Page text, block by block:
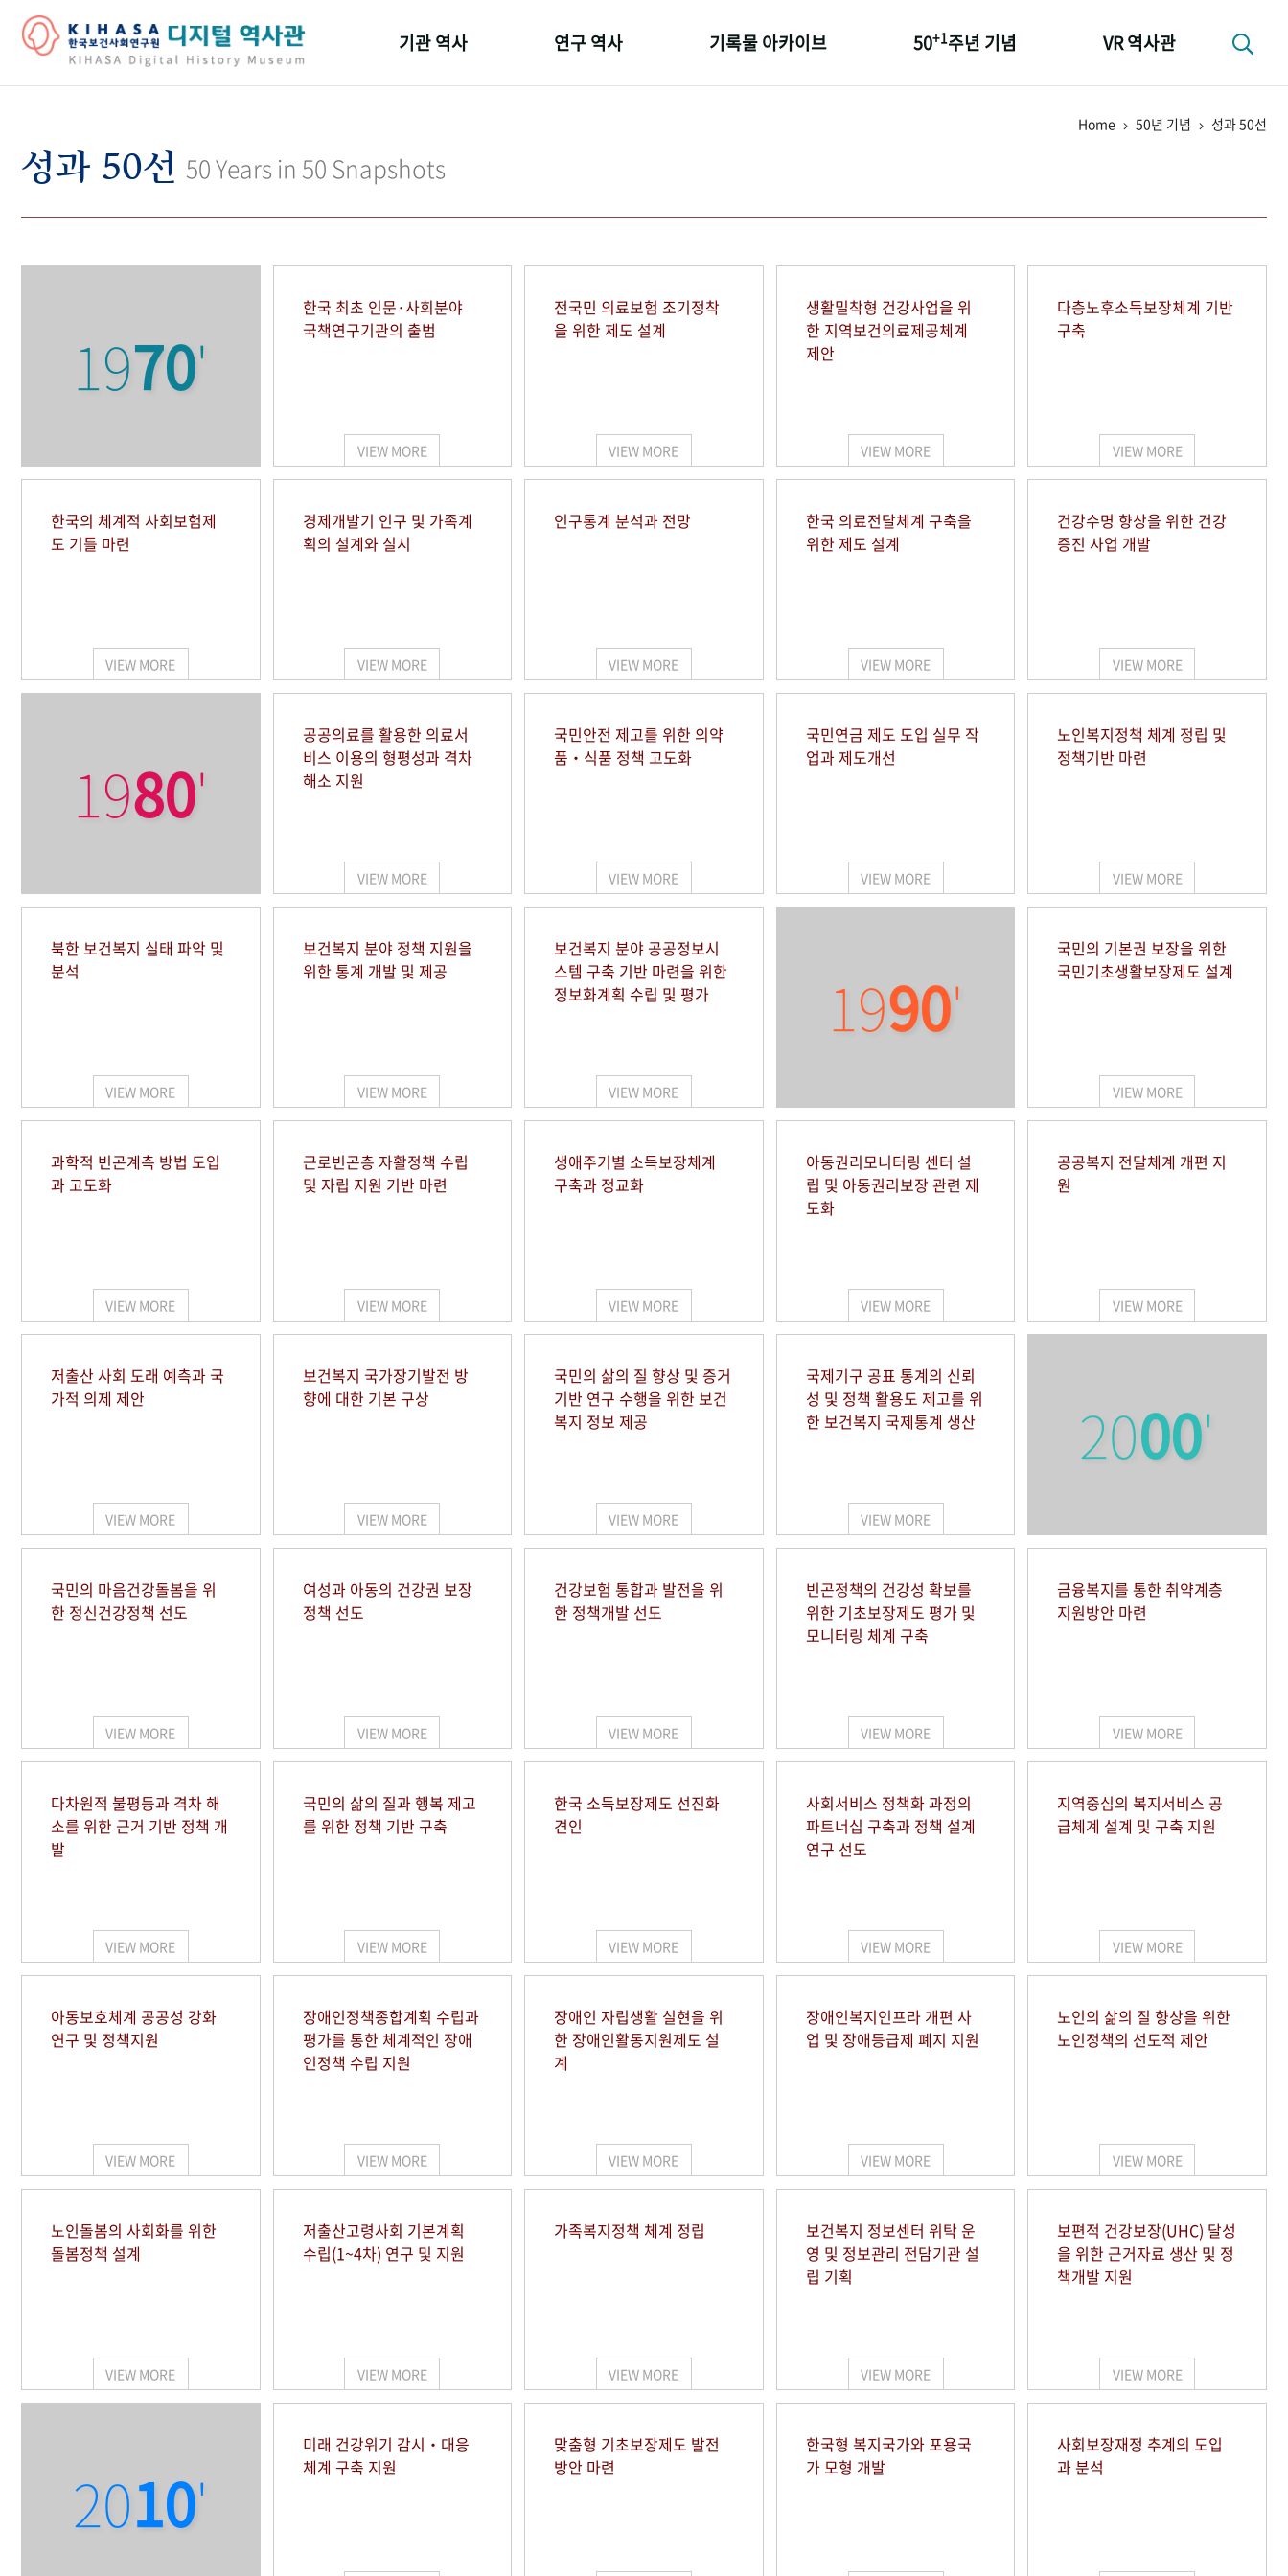
기관 역사
기관 변천사
연구 역사 기록물 아카이브 50+1주년 기념 VR 역사관
Home 50년 기념 성과 50선
성과 50선 50 Years in 50 Snapshots
1970'
한국 최초 인문·사회분야
국책연구기관의 출범
VIEW MORE
전국민 의료보험 조기정착
을 위한 제도 설계
VIEW MORE
생활밀착형 건강사업을 위
한 지역보건의료제공체계
제안
VIEW MORE
다층노후소득보장체계 기반
구축
VIEW MORE
한국의 체계적 사회보험제
도 기틀 마련
VIEW MORE
경제개발기 인구 및 가족계
획의 설계와 실시
VIEW MORE
인구통계 분석과 전망
VIEW MORE
한국 의료전달체계 구축을
위한 제도 설계
VIEW MORE
건강수명 향상을 위한 건강
증진 사업 개발
VIEW MORE
1980'
공공의료를 활용한 의료서
비스 이용의 형평성과 격차
해소 지원
VIEW MORE
국민안전 제고를 위한 의약
품‧식품 정책 고도화
VIEW MORE
국민연금 제도 도입 실무 작
업과 제도개선
VIEW MORE
노인복지정책 체계 정립 및
정책기반 마련
VIEW MORE
북한 보건복지 실태 파악 및
분석
VIEW MORE
보건복지 분야 정책 지원을
위한 통계 개발 및 제공
VIEW MORE
보건복지 분야 공공정보시
스템 구축 기반 마련을 위한
정보화계획 수립 및 평가
VIEW MORE
1990'
국민의 기본권 보장을 위한
국민기초생활보장제도 설계
VIEW MORE
과학적 빈곤계측 방법 도입
과 고도화
VIEW MORE
근로빈곤층 자활정책 수립
및 자립 지원 기반 마련
VIEW MORE
생애주기별 소득보장체계
구축과 정교화
VIEW MORE
아동권리모니터링 센터 설
립 및 아동권리보장 관련 제
도화
VIEW MORE
공공복지 전달체계 개편 지
원
VIEW MORE
저출산 사회 도래 예측과 국
가적 의제 제안
VIEW MORE
보건복지 국가장기발전 방
향에 대한 기본 구상
VIEW MORE
국민의 삶의 질 향상 및 증거
기반 연구 수행을 위한 보건
복지 정보 제공
VIEW MORE
국제기구 공표 통계의 신뢰
성 및 정책 활용도 제고를 위
한 보건복지 국제통계 생산
VIEW MORE
2000'
국민의 마음건강돌봄을 위
한 정신건강정책 선도
VIEW MORE
여성과 아동의 건강권 보장
정책 선도
VIEW MORE
건강보험 통합과 발전을 위
한 정책개발 선도
VIEW MORE
빈곤정책의 건강성 확보를
위한 기초보장제도 평가 및
모니터링 체계 구축
VIEW MORE
금융복지를 통한 취약계층
지원방안 마련
VIEW MORE
다차원적 불평등과 격차 해
소를 위한 근거 기반 정책 개
발
VIEW MORE
국민의 삶의 질과 행복 제고
를 위한 정책 기반 구축
VIEW MORE
한국 소득보장제도 선진화
견인
VIEW MORE
사회서비스 정책화 과정의
파트너십 구축과 정책 설계
연구 선도
VIEW MORE
지역중심의 복지서비스 공
급체계 설계 및 구축 지원
VIEW MORE
아동보호체계 공공성 강화
연구 및 정책지원
VIEW MORE
장애인정책종합계획 수립과
평가를 통한 체계적인 장애
인정책 수립 지원
VIEW MORE
장애인 자립생활 실현을 위
한 장애인활동지원제도 설
계
VIEW MORE
장애인복지인프라 개편 사
업 및 장애등급제 폐지 지원
VIEW MORE
노인의 삶의 질 향상을 위한
노인정책의 선도적 제안
VIEW MORE
노인돌봄의 사회화를 위한
돌봄정책 설계
VIEW MORE
저출산고령사회 기본계획
수립(1~4차) 연구 및 지원
VIEW MORE
가족복지정책 체계 정립
VIEW MORE
보건복지 정보센터 위탁 운
영 및 정보관리 전담기관 설
립 기획
VIEW MORE
보편적 건강보장(UHC) 달성
을 위한 근거자료 생산 및 정
책개발 지원
VIEW MORE
2010'
미래 건강위기 감시‧대응
체계 구축 지원
맞춤형 기초보장제도 발전
방안 마련
한국형 복지국가와 포용국
가 모형 개발
사회보장재정 추계의 도입
과 분석